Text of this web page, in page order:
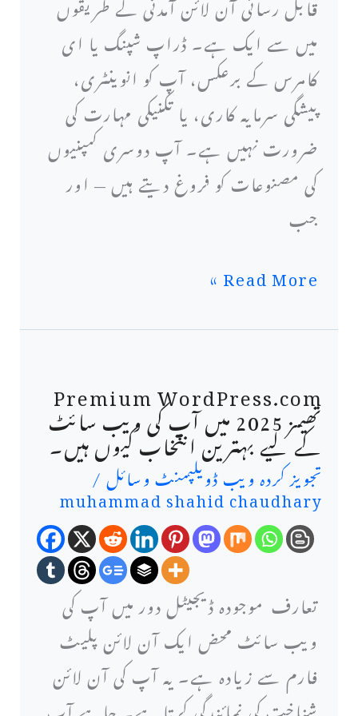
میں سے ایک ہے۔ ڈراپ شپنگ یا ای
کامرس کے برعکس، آپ کو انوینٹری،
پیشگی سرمایہ کاری، یا تکنیکی مہارت کی
ضرورت نہیں ہے۔ آپ دوسری کمپنیوں
کی مصنوعات کو فروغ دیتے ہیں — اور
جب
(2026)
Read More »
Premium WordPress.com
تھیمز 2025 میں آپ کی ویب سائٹ
کے لیے بہترین انتخاب کیوں ہیں۔
تجویز کردہ ویب ڈویلپمنٹ وسائل/
muhammad shahid chaudhary
تعارف موجودہ ڈیجیٹل دور میں آپ کی
ویب سائٹ محض ایک آن لائن پلیٹ
فارم سے زیادہ ہے۔ یہ آپ کی آن لائن
Premium
WordPress.com
تھیمز
2025
میں
کی
ویب
سائٹ